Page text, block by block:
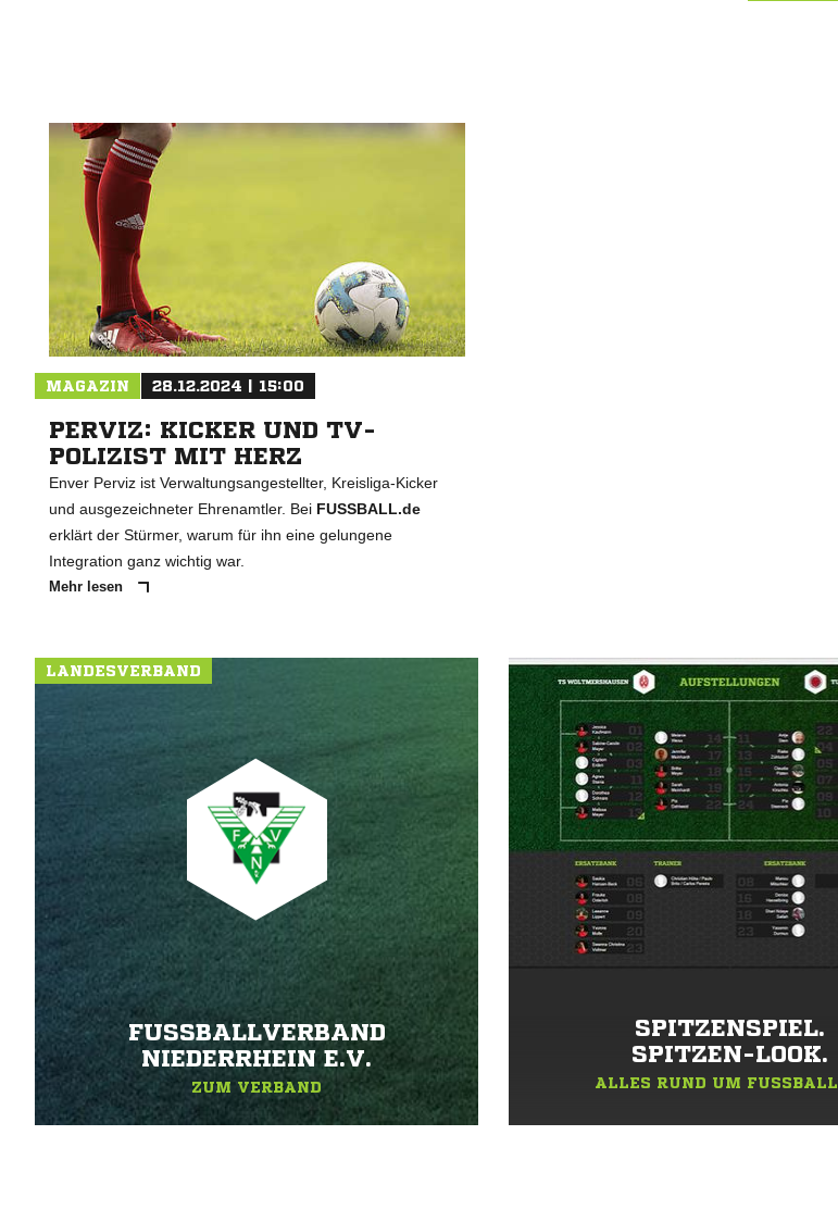
MAGAZIN 28.12.2024 | 15:00
PERVIZ: KICKER UND TV-
POLIZIST MIT HERZ
Enver Perviz ist Verwaltungsangestellter, Kreisliga-Kicker
und ausgezeichneter Ehrenamtler. Bei FUSSBALL.de
erklärt der Stürmer, warum für ihn eine gelungene
Integration ganz wichtig war.
Mehr lesen
LANDESVERBAND
FUSSBALLVERBAND N
IEDERRHEIN E.V.
ZUM VERBAND
SPITZENSPIEL.
SPITZEN-LOOK.
ALLES RUND UM